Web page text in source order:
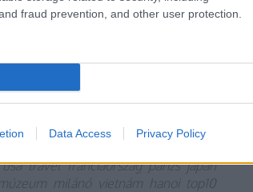
fraud prevention, and other user protection.
Data Access Privacy Policy
street journal Metropolitan
usa travel franciaország párizs japán
milánó vietnám hanoi
top10